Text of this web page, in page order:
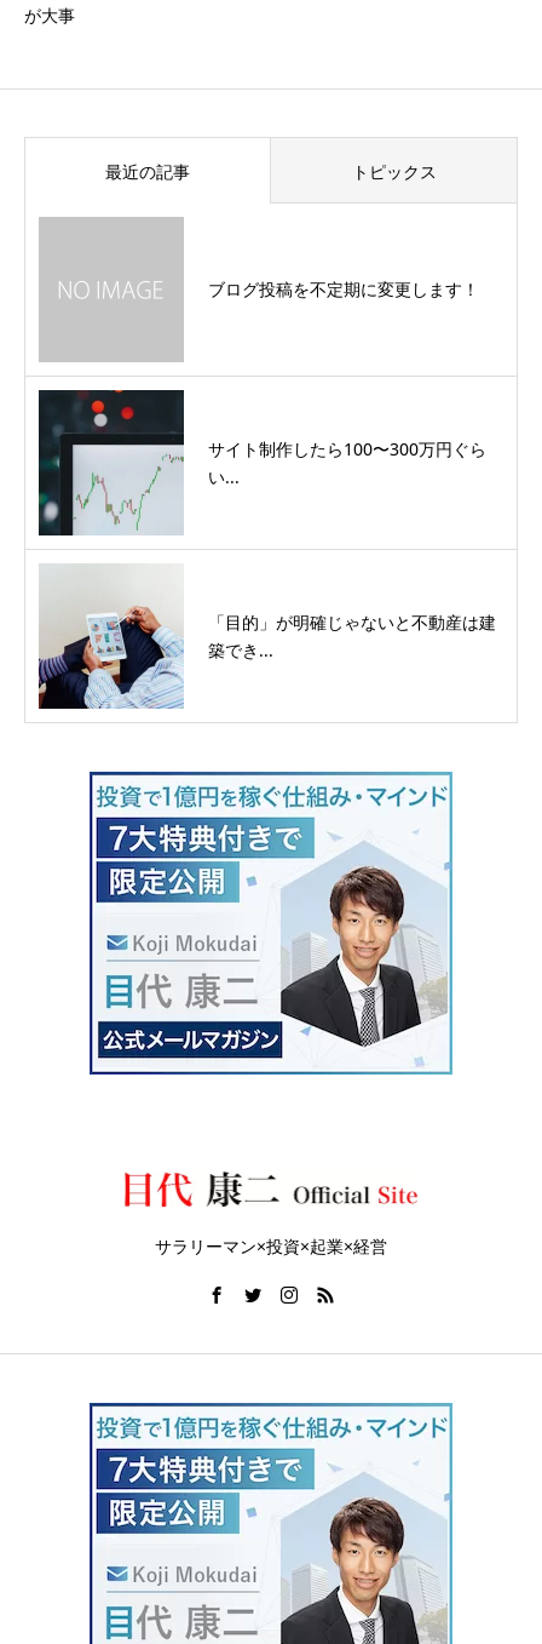
が大事
最近の記事 トピックス
ブログ投稿を不定期に変更します！
サイト制作したら100〜300万円ぐら
い...
「目的」が明確じゃないと不動産は建
築でき...
サラリーマン×投資×起業×経営